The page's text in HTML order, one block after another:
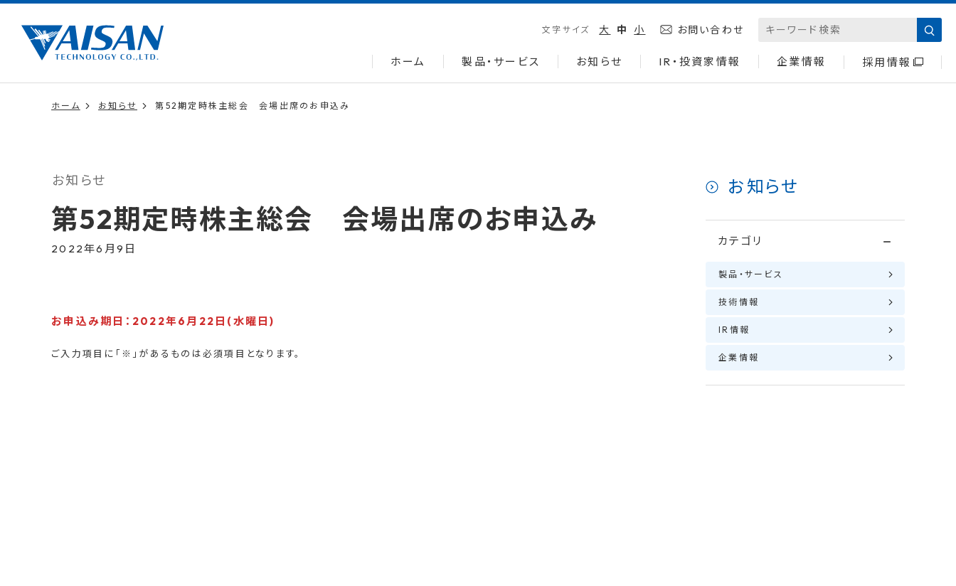
文字サイズ 大 中 小 お問い合わせ
ホーム 製品・サービス お知らせ IR・投資家情報 企業情報 採用情報
ホーム お知らせ 第52期定時株主総会 会場出席のお申込み
お知らせ
第52期定時株主総会 会場出席のお申込み
2022年6月9日
お申込み期日：2022年6月22日(水曜日)
ご入力項目に「※」があるものは必須項目となります。
お知らせ
カテゴリ
製品・サービス
技術情報
IR情報
企業情報